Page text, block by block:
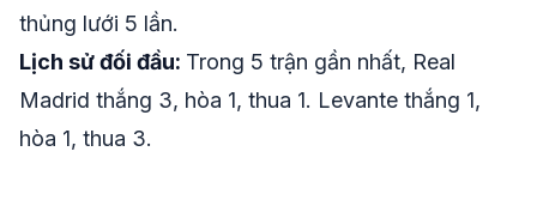
thủng lưới 5 lần.
Lịch sử đối đầu: Trong 5 trận gần nhất, Real
Madrid thắng 3, hòa 1, thua 1. Levante thắng 1,
hòa 1, thua 3.